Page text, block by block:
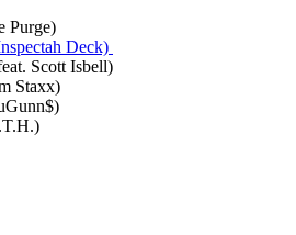
Purge)
Deck)
Scott Isbell)
Staxx)